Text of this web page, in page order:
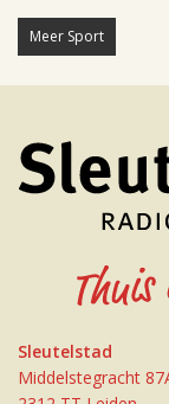
Meer Sport
Sleutelstad
Middelstegracht